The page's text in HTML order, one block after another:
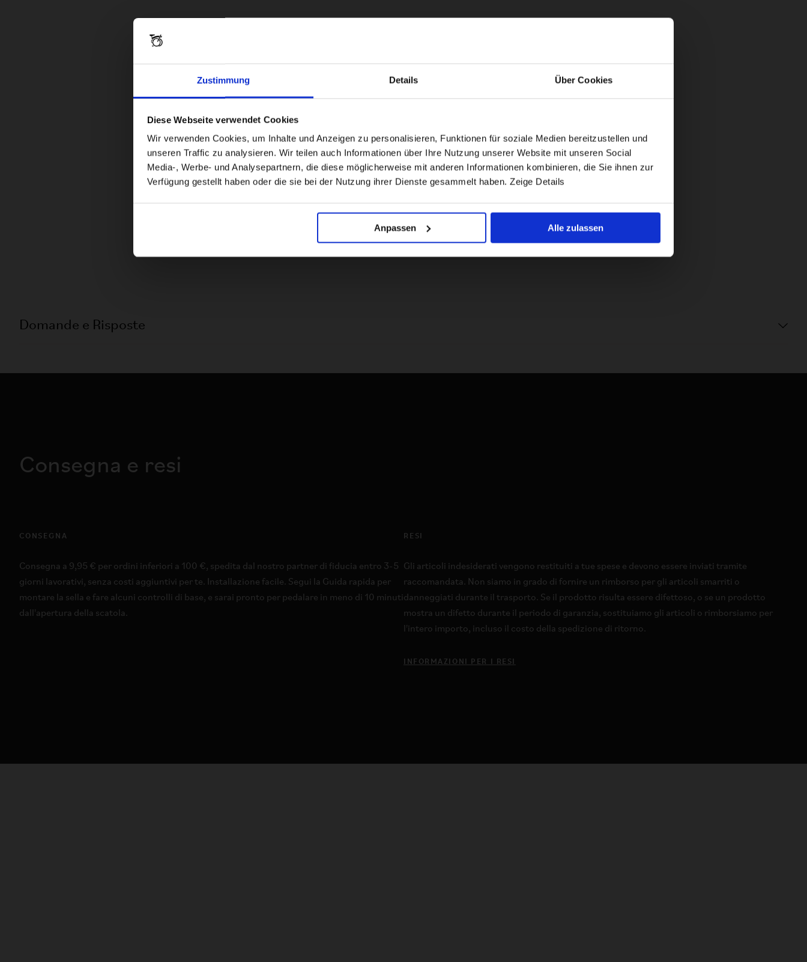
Zustimmung Details Über Cookies
Diese Webseite verwendet Cookies
Wir verwenden Cookies, um Inhalte und Anzeigen zu personalisieren, Funktionen für soziale Medien bereitzustellen und
unseren Traffic zu analysieren. Wir teilen auch Informationen über Ihre Nutzung unserer Website mit unseren Social
Media-, Werbe- und Analysepartnern, die diese möglicherweise mit anderen Informationen kombinieren, die Sie ihnen zur
Verfügung gestellt haben oder die sie bei der Nutzung ihrer Dienste gesammelt haben. Zeige Details
Anpassen Alle zulassen
Domande e Risposte
Consegna e resi
CONSEGNA
Consegna a 9,95 € per ordini inferiori a 100 €, spedita dal nostro partner di fiducia entro 3-5
giorni lavorativi, senza costi aggiuntivi per te. Installazione facile. Segui la Guida rapida per
montare la sella e fare alcuni controlli di base, e sarai pronto per pedalare in meno di 10 minuti
dall'apertura della scatola.
RESI
Gli articoli indesiderati vengono restituiti a tue spese e devono essere inviati tramite
raccomandata. Non siamo in grado di fornire un rimborso per gli articoli smarriti o
danneggiati durante il trasporto. Se il prodotto risulta essere difettoso, o se un prodotto
mostra un difetto durante il periodo di garanzia, sostituiamo gli articoli o rimborsiamo per
l'intero importo, incluso il costo della spedizione di ritorno.
INFORMAZIONI PER I RESI
US website